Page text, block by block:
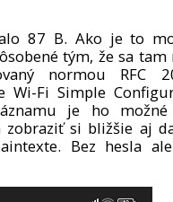
87 B. Ako je to
tým, že sa tam
normou RFC
Wi-Fi Simple
je ho
si bližšie aj
Bez hesla